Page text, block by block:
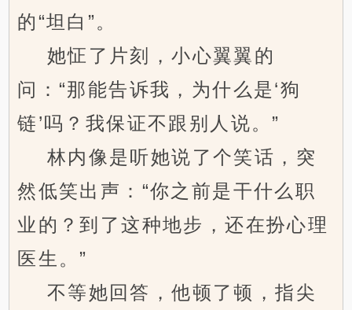
的“坦白”。
她怔了片刻，小心翼翼的
问：“那能告诉我，为什么是‘狗
链’吗？我保证不跟别人说。”
林内像是听她说了个笑话，突
然低笑出声：“你之前是干什么职
业的？到了这种地步，还在扮心理
医生。”
不等她回答，他顿了顿，指尖